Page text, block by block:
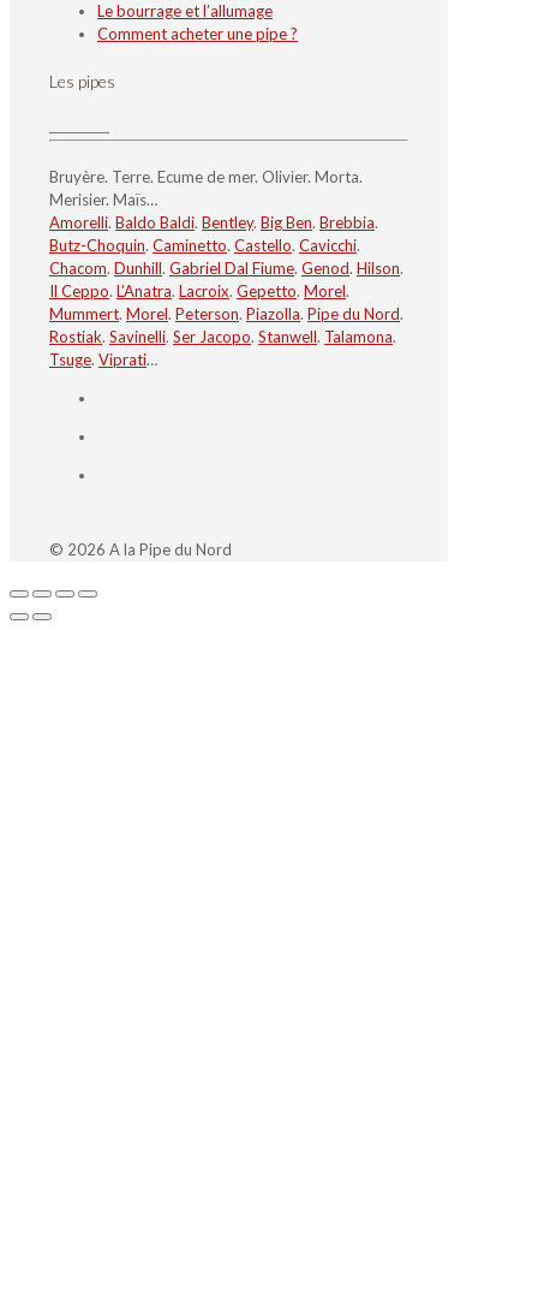
Le bourrage et l’allumage
Comment acheter une pipe ?
Les pipes
Bruyère. Terre. Ecume de mer. Olivier. Morta.
Merisier. Maïs…
Amorelli. Baldo Baldi. Bentley. Big Ben. Brebbia.
Butz-Choquin. Caminetto. Castello. Cavicchi.
Chacom. Dunhill. Gabriel Dal Fiume. Genod. Hilson.
Il Ceppo. L’Anatra. Lacroix. Gepetto. Morel.
Mummert. Morel. Peterson. Piazolla. Pipe du Nord.
Rostiak. Savinelli. Ser Jacopo. Stanwell. Talamona.
Tsuge. Viprati…
© 2026 A la Pipe du Nord